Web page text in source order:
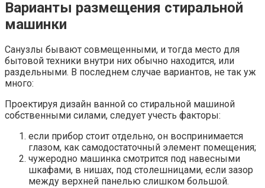
Варианты размещения стиральной
машинки
Санузлы бывают совмещенными, и тогда место для
бытовой техники внутри них обычно находится, или
раздельными. В последнем случае вариантов, не так уж
много:
Проектируя дизайн ванной со стиральной машиной
собственными силами, следует учесть факторы:
если прибор стоит отдельно, он воспринимается
глазом, как самодостаточный элемент помещения;
чужеродно машинка смотрится под навесными
шкафами, в нишах, под столешницами, если зазор
между верхней панелью слишком большой.